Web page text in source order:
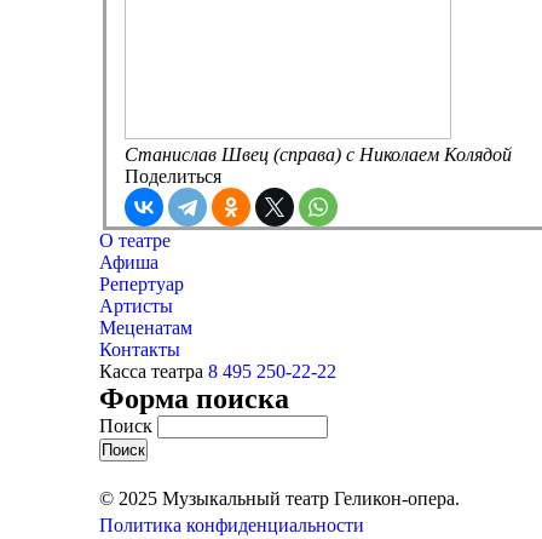
Станислав Швец (справа) с Николаем Колядой
Поделиться
О театре
Афиша
Репертуар
Артисты
Меценатам
Контакты
Касса театра 8 495 250-22-22
Форма поиска
Поиск
© 2025 Музыкальный театр Геликон-опера.
Политика конфиденциальности